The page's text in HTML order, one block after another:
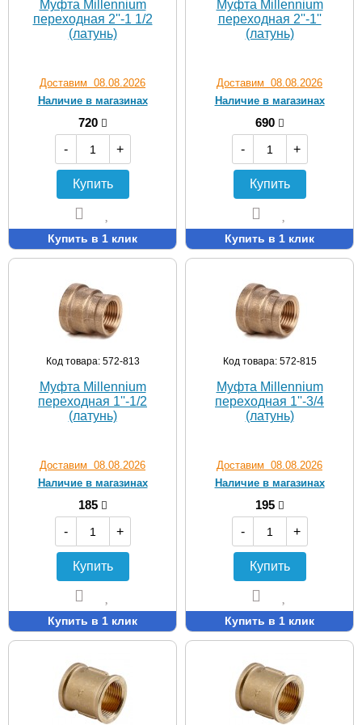
Муфта Мillennium
переходная 2''-1 1/2
(латунь)
Доставим 08.08.2026
Наличие в магазинах
720
-
+
Купить
Купить в 1 клик
Муфта Мillennium
переходная 2''-1''
(латунь)
Доставим 08.08.2026
Наличие в магазинах
690
-
+
Купить
Купить в 1 клик
Код товара: 572-813
Муфта Мillennium
переходная 1''-1/2
(латунь)
Доставим 08.08.2026
Наличие в магазинах
185
-
+
Купить
Купить в 1 клик
Код товара: 572-815
Муфта Мillennium
переходная 1''-3/4
(латунь)
Доставим 08.08.2026
Наличие в магазинах
195
-
+
Купить
Купить в 1 клик